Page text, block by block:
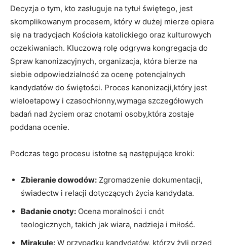
Decyzja o tym, kto zasługuje na ⁣tytuł świętego, jest
skomplikowanym procesem, który w dużej mierze opiera
się ‍na tradycjach Kościoła ‍katolickiego oraz kulturowych
oczekiwaniach.​ Kluczową rolę odgrywa kongregacja do
‌Spraw ⁢kanonizacyjnych, organizacja, która‍ bierze​ na⁢
siebie odpowiedzialność za ocenę ⁢potencjalnych
kandydatów do świętości.‍ Proces⁤ kanonizacji,który jest
wieloetapowy i czasochłonny,wymaga szczegółowych⁤
badań​ nad życiem oraz ⁢cnotami osoby,która zostaje
poddana ocenie.
Podczas tego procesu istotne są⁤ następujące ​kroki:
Zbieranie dowodów: Zgromadzenie ‍dokumentacji,‌
świadectw i relacji dotyczących życia kandydata.
Badanie cnoty: ⁢Ocena moralności⁣ i cnót
teologicznych, takich jak ​wiara, nadzieja i miłość.
Mirakule: W przypadku kandydatów, którzy żyli przed